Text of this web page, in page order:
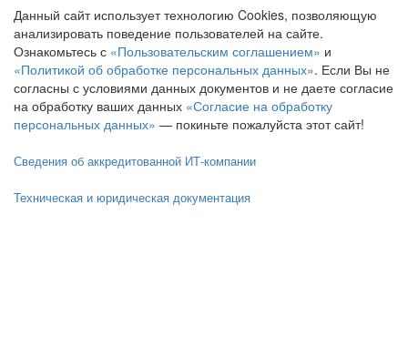
Данный сайт использует технологию Cookies, позволяющую
анализировать поведение пользователей на сайте.
Ознакомьтесь с «Пользовательским соглашением» и
«Политикой об обработке персональных данных». Если Вы не
согласны с условиями данных документов и не даете согласие
на обработку ваших данных «Согласие на обработку
персональных данных» — покиньте пожалуйста этот сайт!
Сведения об аккредитованной ИТ-компании
Техническая и юридическая документация